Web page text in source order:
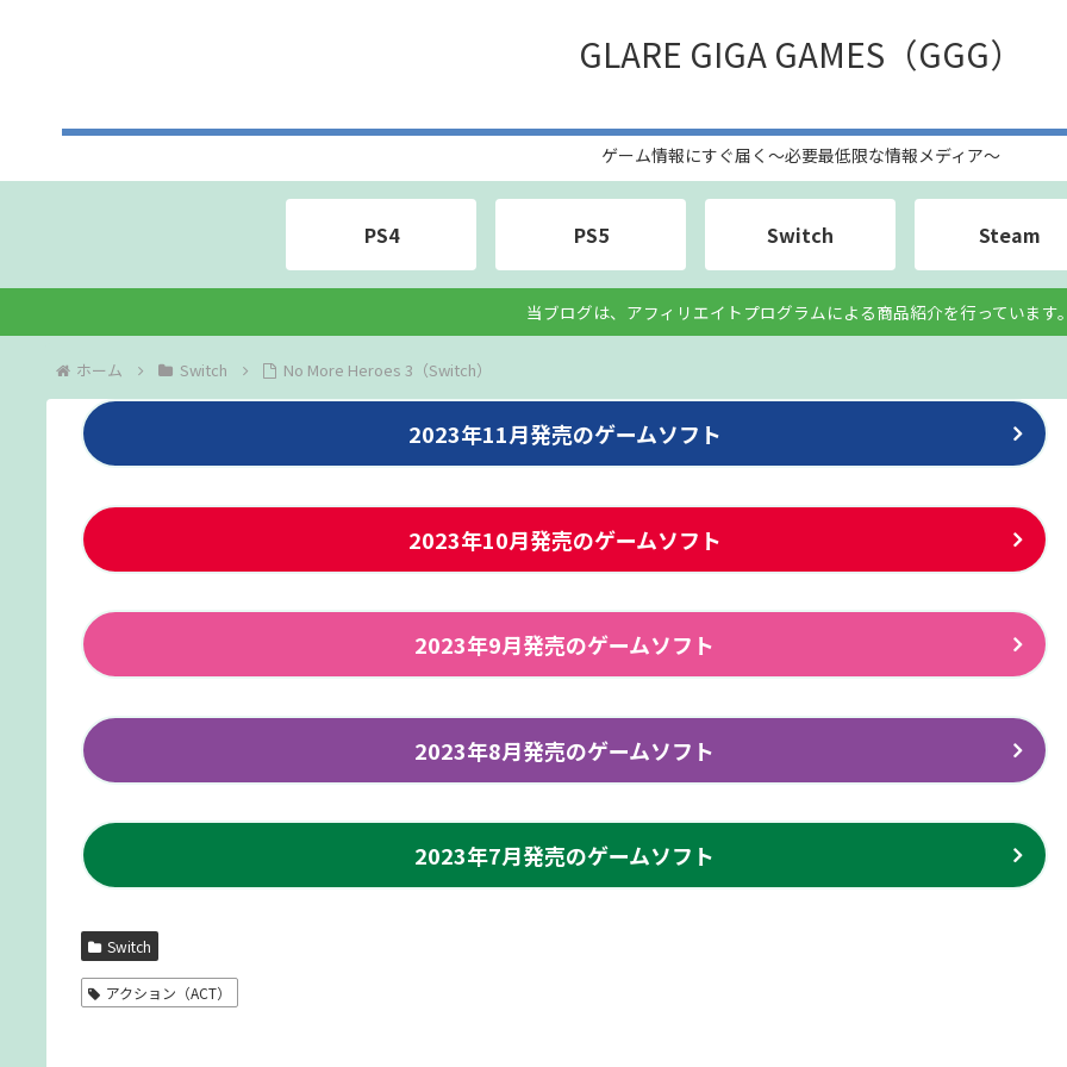
GLARE GIGA GAMES（GGG）
ゲーム情報にすぐ届く〜必要最低限な情報メディア〜
PS4 PS5 Switch Steam
当ブログは、アフィリエイトプログラムによる商品紹介を行っています
ホーム Switch No More Heroes 3（Switch）
2023年11月発売のゲームソフト
2023年10月発売のゲームソフト
2023年9月発売のゲームソフト
2023年8月発売のゲームソフト
2023年7月発売のゲームソフト
Switch
アクション（ACT）